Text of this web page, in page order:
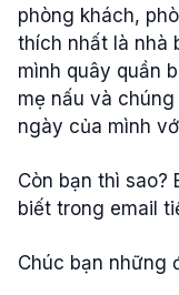
phòng khách,
thích nhất là nhà
mình quây quần
mẹ nấu và
ngày của mình
Còn bạn thì sao?
biết trong email
Chúc bạn những